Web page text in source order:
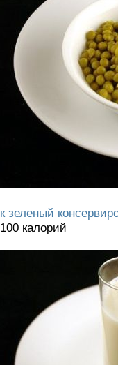
зеленый
калорий